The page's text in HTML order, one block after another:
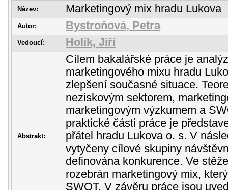
Název: Marketingový mix hradu Lukova
Autor: Bystroňová, Petra
Vedoucí: Holík, Jiří
Abstrakt:
Cílem bakalářské práce je
marketingového mixu hradu
zlepšení současné situace.
neziskovým sektorem,
marketingovým výzkumem a
praktické části práce je
přátel hradu Lukova o. s. V
vytyčeny cílové skupiny
definována konkurence. Ve
rozebrán marketingový mix,
SWOT. V závěru práce jsou